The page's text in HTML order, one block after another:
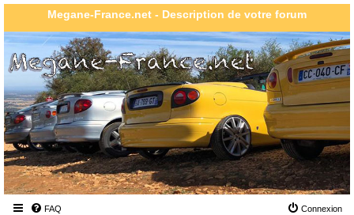
Megane-France.net - Description de votre forum
FAQ Connexion